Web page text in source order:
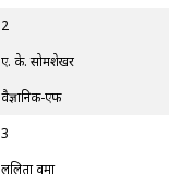
2
ए. के. सोमशेखर
वैज्ञानिक-एफ
3
ललिता वर्मा